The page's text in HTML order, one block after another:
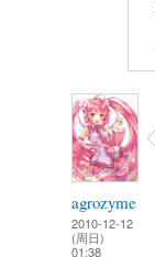
agrozyme
2010-12-12
(周日)
01:38